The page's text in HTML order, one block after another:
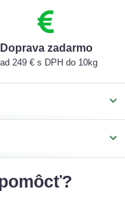
Doprava zadarmo
249 € s DPH do 10kg